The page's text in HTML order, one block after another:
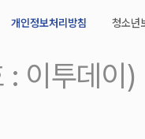
개인정보처리방침 청소년
: 이투데